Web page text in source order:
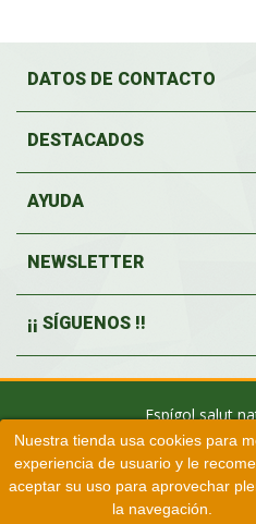
Nuestra tienda usa cookies para
experiencia de usuario y le
aceptar su uso para aprovechar
la navegación.
DATOS DE CONTACTO
DESTACADOS
AYUDA
NEWSLETTER
¡¡ SÍGUENOS !!
Espígol salut